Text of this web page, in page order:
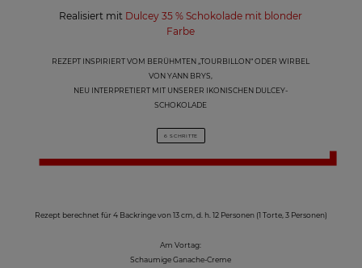
Realisiert mit Dulcey 35 % Schokolade mit blonder
Farbe
REZEPT INSPIRIERT VOM BERÜHMTEN „TOURBILLON“ ODER WIRBEL
VON YANN BRYS,
NEU INTERPRETIERT MIT UNSERER IKONISCHEN DULCEY-
SCHOKOLADE
6 SCHRITTE
Rezept berechnet für 4 Backringe von 13 cm, d. h. 12 Personen (1 Torte, 3 Personen)
Am Vortag:
Schaumige Ganache-Creme